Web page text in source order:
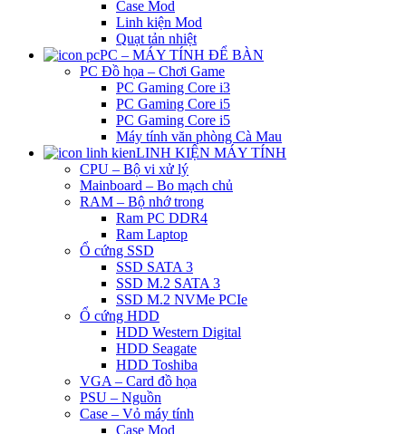
Case Mod
Linh kiện Mod
Quạt tản nhiệt
PC – MÁY TÍNH ĐỂ BÀN
PC Đồ họa – Chơi Game
PC Gaming Core i3
PC Gaming Core i5
PC Gaming Core i5
Máy tính văn phòng Cà Mau
LINH KIỆN MÁY TÍNH
CPU – Bộ vi xử lý
Mainboard – Bo mạch chủ
RAM – Bộ nhớ trong
Ram PC DDR4
Ram Laptop
Ổ cứng SSD
SSD SATA 3
SSD M.2 SATA 3
SSD M.2 NVMe PCIe
Ổ cứng HDD
HDD Western Digital
HDD Seagate
HDD Toshiba
VGA – Card đồ họa
PSU – Nguồn
Case – Vỏ máy tính
Case Mod